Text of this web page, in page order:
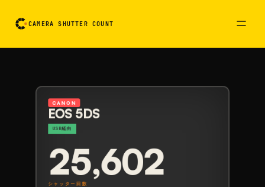
CAMERA SHUTTER COUNT
CANON
EOS 5DS
USB経由
25,602
シャッター回数